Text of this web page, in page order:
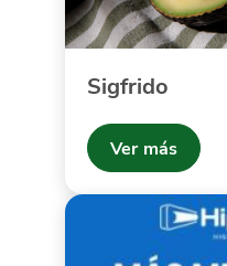
Sigfrido
Ver más